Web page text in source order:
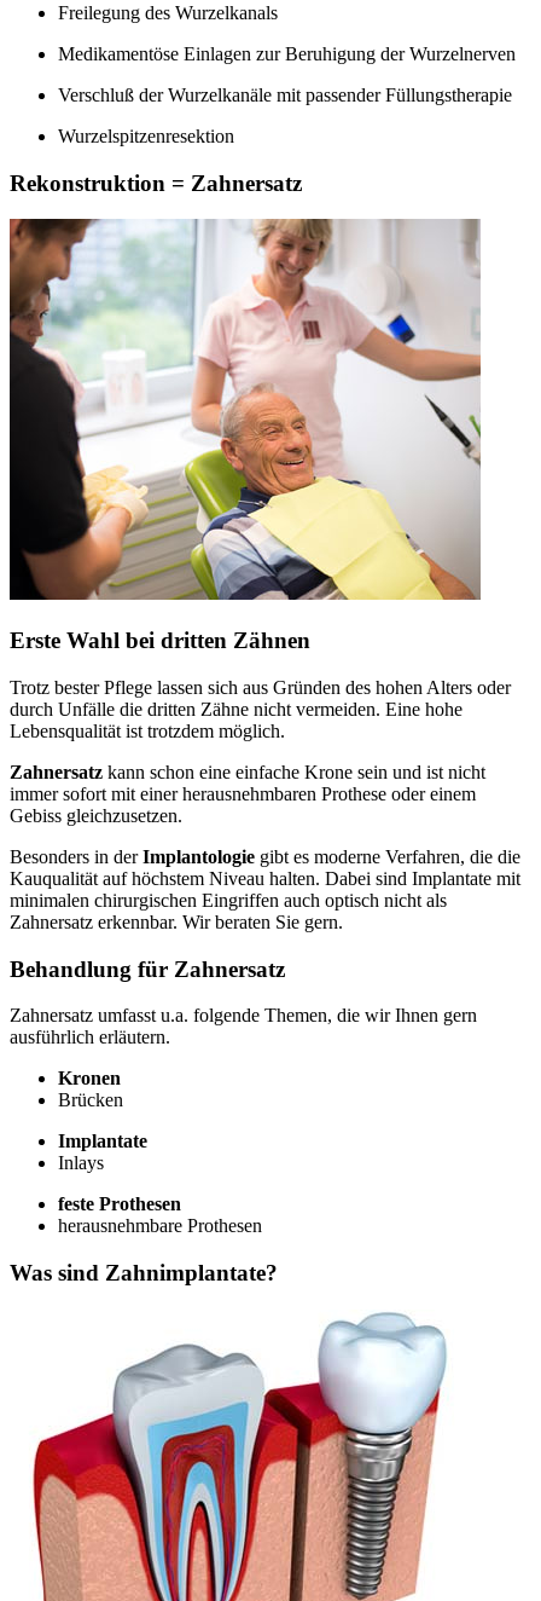
Freilegung des Wurzelkanals
Medikamentöse Einlagen zur Beruhigung der Wurzelnerven
Verschluß der Wurzelkanäle mit passender Füllungstherapie
Wurzelspitzenresektion
Rekonstruktion = Zahnersatz
Erste Wahl bei dritten Zähnen
Trotz bester Pflege lassen sich aus Gründen des hohen Alters oder
durch Unfälle die dritten Zähne nicht vermeiden. Eine hohe
Lebensqualität ist trotzdem möglich.
Zahnersatz kann schon eine einfache Krone sein und ist nicht
immer sofort mit einer herausnehmbaren Prothese oder einem
Gebiss gleichzusetzen.
Besonders in derImplantologie gibt es moderne Verfahren, die die
Kauqualität auf höchstem Niveau halten. Dabei sind Implantate mit
minimalen chirurgischen Eingriffen auch optisch nicht als
Zahnersatz erkennbar. Wir beraten Sie gern.
Behandlung für Zahnersatz
Zahnersatz umfasst u.a. folgende Themen, die wir Ihnen gern
ausführlich erläutern.
Kronen
Brücken
Implantate
Inlays
feste Prothesen
herausnehmbare Prothesen
Was sind Zahnimplantate?